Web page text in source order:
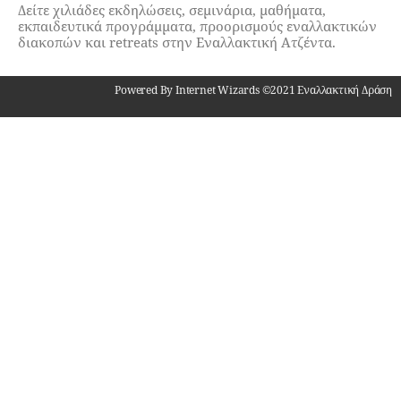
Δείτε χιλιάδες εκδηλώσεις, σεμινάρια, μαθήματα,
εκπαιδευτικά προγράμματα, προορισμούς εναλλακτικών
διακοπών και retreats στην Εναλλακτική Ατζέντα.
Powered By Internet Wizards ©2021 Εναλλακτική Δράση